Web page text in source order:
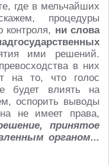
где в мельчайших
процедуры
контроля, ни слова
ими решений.
в них
на то, что голос
будет влиять на
оспорить выводы
не имеет права,
принятое
органом...